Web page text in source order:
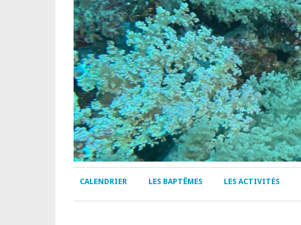
CALENDRIER LES BAPTÊMES LES ACTIVITÉS